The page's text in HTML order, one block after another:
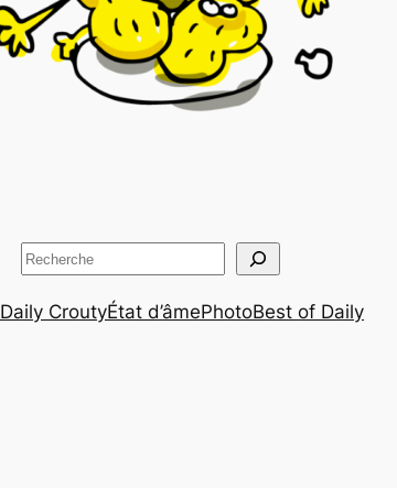
Rechercher
Daily CroutyÉtat d’âmePhotoBest of Daily